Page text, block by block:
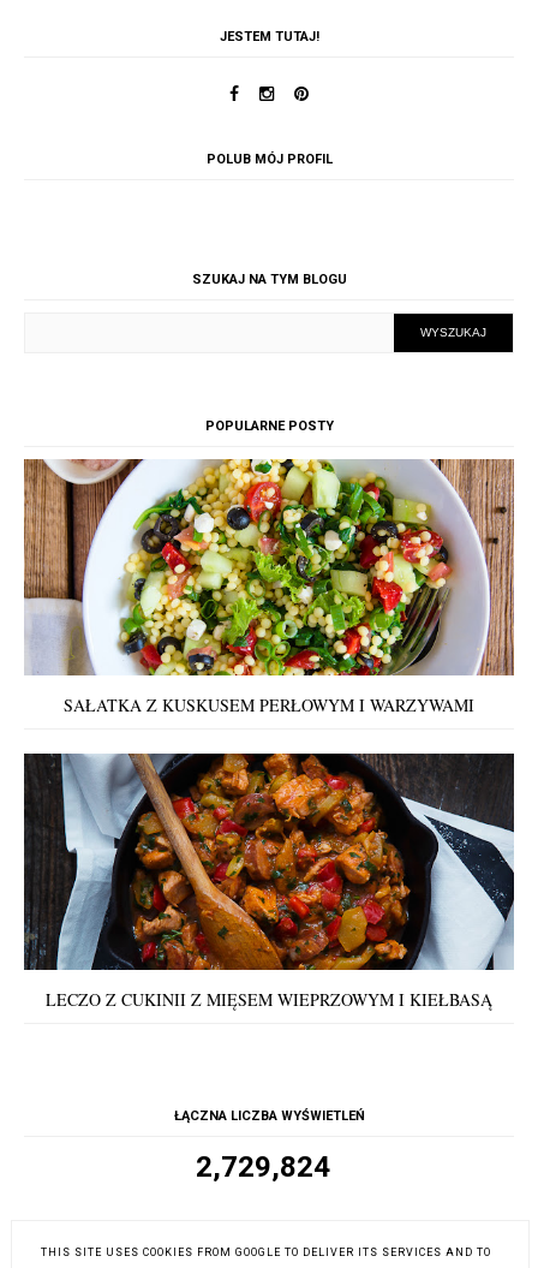
JESTEM TUTAJ!
POLUB MÓJ PROFIL
SZUKAJ NA TYM BLOGU
POPULARNE POSTY
SAŁATKA Z KUSKUSEM PERŁOWYM I WARZYWAMI
LECZO Z CUKINII Z MIĘSEM WIEPRZOWYM I KIEŁBASĄ
ŁĄCZNA LICZBA WYŚWIETLEŃ
2,729,824
OBSERWATORZY
THIS SITE USES COOKIES FROM GOOGLE TO DELIVER ITS SERVICES AND TO